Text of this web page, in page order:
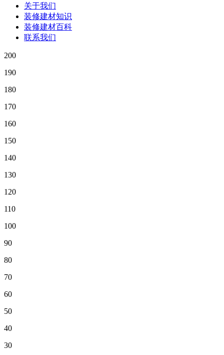
关于我们
装修建材知识
装修建材百科
联系我们
200
190
180
170
160
150
140
130
120
110
100
90
80
70
60
50
40
30